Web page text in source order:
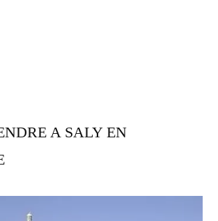
A SALY EN